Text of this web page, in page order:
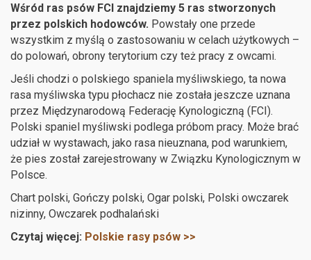
Wśród ras psów FCI znajdziemy 5 ras stworzonych
przez polskich hodowców. Powstały one przede
wszystkim z myślą o zastosowaniu w celach użytkowych –
do polowań, obrony terytorium czy też pracy z owcami.
Jeśli chodzi o polskiego spaniela myśliwskiego, ta nowa
rasa myśliwska typu płochacz nie została jeszcze uznana
przez Międzynarodową Federację Kynologiczną (FCI).
Polski spaniel myśliwski podlega próbom pracy. Może brać
udział w wystawach, jako rasa nieuznana, pod warunkiem,
że pies został zarejestrowany w Związku Kynologicznym w
Polsce.
Chart polski, Gończy polski, Ogar polski, Polski owczarek
nizinny, Owczarek podhalański
Czytaj więcej: Polskie rasy psów >>